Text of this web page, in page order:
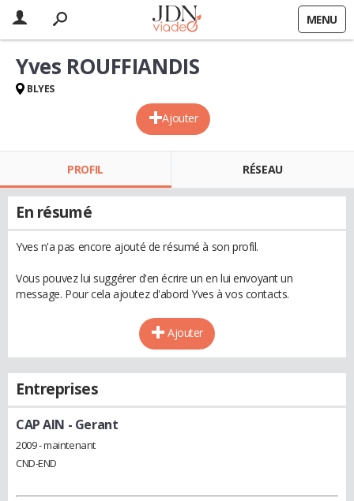
MENU
Ajouter
Yves ROUFFIANDIS
BLYES
PROFIL RÉSEAU
En résumé
Yves n'a pas encore ajouté de résumé à son profil.
Vous pouvez lui suggérer d'en écrire un en lui envoyant un
message. Pour cela ajoutez d'abord Yves à vos contacts.
Ajouter
Entreprises
CAP AIN - Gerant
2009 - maintenant
CND-END